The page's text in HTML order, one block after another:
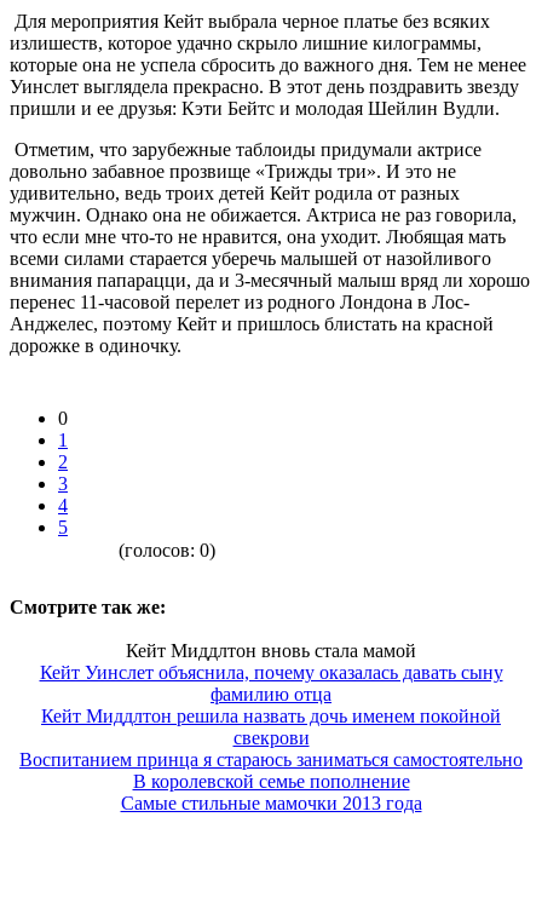
Для мероприятия Кейт выбрала черное платье без всяких
излишеств, которое удачно скрыло лишние килограммы,
которые она не успела сбросить до важного дня. Тем не менее
Уинслет выглядела прекрасно. В этот день поздравить звезду
пришли и ее друзья: Кэти Бейтс и молодая Шейлин Вудли.
Отметим, что зарубежные таблоиды придумали актрисе
довольно забавное прозвище «Трижды три». И это не
удивительно, ведь троих детей Кейт родила от разных
мужчин. Однако она не обижается. Актриса не раз говорила,
что если мне что-то не нравится, она уходит. Любящая мать
всеми силами старается уберечь малышей от назойливого
внимания папарацци, да и 3-месячный малыш вряд ли хорошо
перенес 11-часовой перелет из родного Лондона в Лос-
Анджелес, поэтому Кейт и пришлось блистать на красной
дорожке в одиночку.
0
1
2
3
4
5
(голосов: 0)
Смотрите так же:
Кейт Миддлтон вновь стала мамой
Кейт Уинслет объяснила, почему оказалась давать сыну
фамилию отца
Кейт Миддлтон решила назвать дочь именем покойной
свекрови
Воспитанием принца я стараюсь заниматься самостоятельно
В королевской семье пополнение
Самые стильные мамочки 2013 года